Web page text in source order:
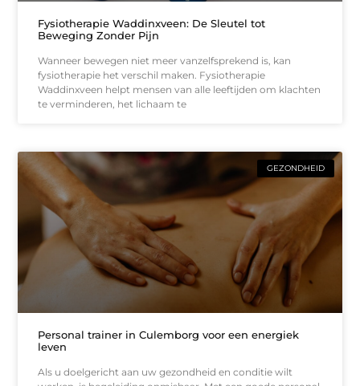
Fysiotherapie Waddinxveen: De Sleutel tot
Beweging Zonder Pijn
Wanneer bewegen niet meer vanzelfsprekend is, kan
fysiotherapie het verschil maken. Fysiotherapie
Waddinxveen helpt mensen van alle leeftijden om klachten
te verminderen, het lichaam te
GEZONDHEID
Personal trainer in Culemborg voor een energiek
leven
Als u doelgericht aan uw gezondheid en conditie wilt